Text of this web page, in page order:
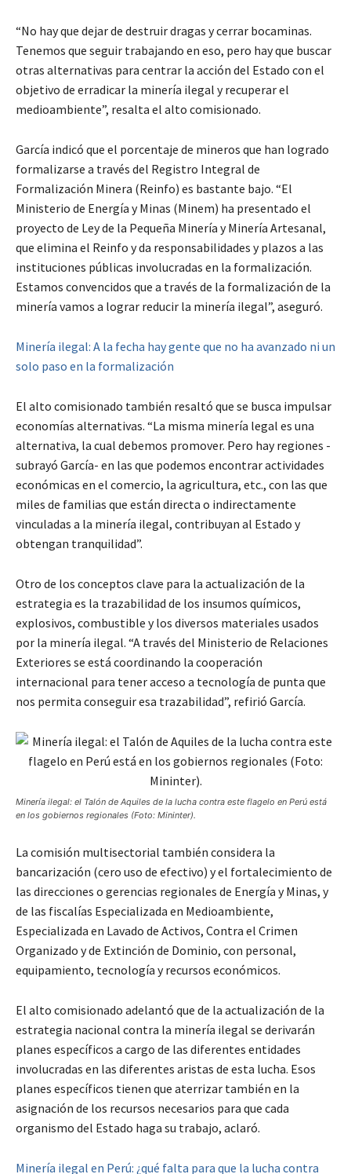
“No hay que dejar de destruir dragas y cerrar bocaminas.
Tenemos que seguir trabajando en eso, pero hay que buscar
otras alternativas para centrar la acción del Estado con el
objetivo de erradicar la minería ilegal y recuperar el
medioambiente”, resalta el alto comisionado.
García indicó que el porcentaje de mineros que han logrado
formalizarse a través del Registro Integral de
Formalización Minera (Reinfo) es bastante bajo. “El
Ministerio de Energía y Minas (Minem) ha presentado el
proyecto de Ley de la Pequeña Minería y Minería Artesanal,
que elimina el Reinfo y da responsabilidades y plazos a las
instituciones públicas involucradas en la formalización.
Estamos convencidos que a través de la formalización de la
minería vamos a lograr reducir la minería ilegal”, aseguró.
Minería ilegal: A la fecha hay gente que no ha avanzado ni un
solo paso en la formalización
El alto comisionado también resaltó que se busca impulsar
economías alternativas. “La misma minería legal es una
alternativa, la cual debemos promover. Pero hay regiones -
subrayó García- en las que podemos encontrar actividades
económicas en el comercio, la agricultura, etc., con las que
miles de familias que están directa o indirectamente
vinculadas a la minería ilegal, contribuyan al Estado y
obtengan tranquilidad”.
Otro de los conceptos clave para la actualización de la
estrategia es la trazabilidad de los insumos químicos,
explosivos, combustible y los diversos materiales usados
por la minería ilegal. “A través del Ministerio de Relaciones
Exteriores se está coordinando la cooperación
internacional para tener acceso a tecnología de punta que
nos permita conseguir esa trazabilidad”, refirió García.
Minería ilegal: el Talón de Aquiles de la lucha contra este flagelo en Perú está
en los gobiernos regionales (Foto: Mininter).
La comisión multisectorial también considera la
bancarización (cero uso de efectivo) y el fortalecimiento de
las direcciones o gerencias regionales de Energía y Minas, y
de las fiscalías Especializada en Medioambiente,
Especializada en Lavado de Activos, Contra el Crimen
Organizado y de Extinción de Dominio, con personal,
equipamiento, tecnología y recursos económicos.
El alto comisionado adelantó que de la actualización de la
estrategia nacional contra la minería ilegal se derivarán
planes específicos a cargo de las diferentes entidades
involucradas en las diferentes aristas de esta lucha. Esos
planes específicos tienen que aterrizar también en la
asignación de los recursos necesarios para que cada
organismo del Estado haga su trabajo, aclaró.
Minería ilegal en Perú: ¿qué falta para que la lucha contra